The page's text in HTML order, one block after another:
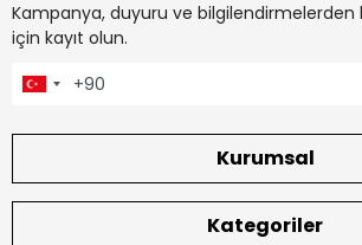
Kampanya, duyuru ve
için kayıt olun.
Kurumsal
Kategoriler